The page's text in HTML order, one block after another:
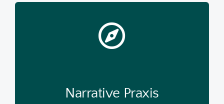
Narrative Praxis